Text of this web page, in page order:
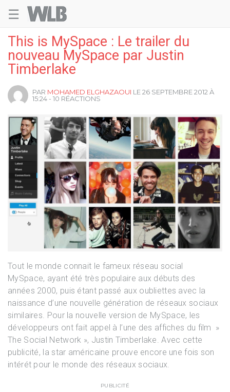
☰
This is MySpace : Le trailer du
nouveau MySpace par Justin
Timberlake
PAR MOHAMED ELGHAZAOUI LE 26 SEPTEMBRE 2012 À
15:24 - 10 RÉACTIONS
Tout le monde connait le fameux réseau social
MySpace, ayant été très populaire aux débuts des
années 2000, puis étant passé aux oubliettes avec la
naissance d’une nouvelle génération de réseaux sociaux
similaires. Pour la nouvelle version de MySpace, les
développeurs ont fait appel à l’une des affiches du film »
The Social Network », Justin Timberlake. Avec cette
publicité, la star américaine prouve encore une fois son
intérét pour le monde des réseaux sociaux.
PUBLICITÉ